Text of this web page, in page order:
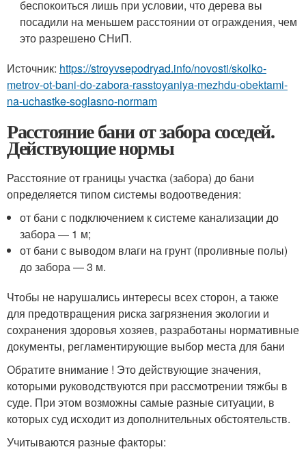
беспокоиться лишь при условии, что дерева вы
посадили на меньшем расстоянии от ограждения, чем
это разрешено СНиП.
Источник: https://stroyvsepodryad.info/novosti/skolko-
metrov-ot-bani-do-zabora-rasstoyaniya-mezhdu-obektami-
na-uchastke-soglasno-normam
Расстояние бани от забора соседей.
Действующие нормы
Расстояние от границы участка (забора) до бани
определяется типом системы водоотведения:
от бани с подключением к системе канализации до
забора — 1 м;
от бани с выводом влаги на грунт (проливные полы)
до забора — 3 м.
Чтобы не нарушались интересы всех сторон, а также
для предотвращения риска загрязнения экологии и
сохранения здоровья хозяев, разработаны нормативные
документы, регламентирующие выбор места для бани
Обратите внимание ! Это действующие значения,
которыми руководствуются при рассмотрении тяжбы в
суде. При этом возможны самые разные ситуации, в
которых суд исходит из дополнительных обстоятельств.
Учитываются разные факторы: